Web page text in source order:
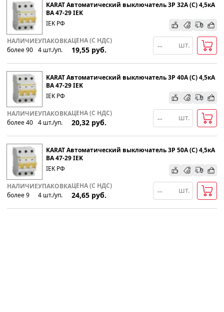
KARAT Автоматический выключатель 3P 32А (С) 4,5кА
ВА 47-29 IEK
IEK РФ
НАЛИЧИЕ
более 90
УПАКОВКА
4 шт./уп.
ЦЕНА (С НДС)
19,55 руб.
шт.
KARAT Автоматический выключатель 3P 40А (С) 4,5кА
ВА 47-29 IEK
IEK РФ
НАЛИЧИЕ
более 40
УПАКОВКА
4 шт./уп.
ЦЕНА (С НДС)
20,32 руб.
шт.
KARAT Автоматический выключатель 3P 50А (С) 4,5кА
ВА 47-29 IEK
IEK РФ
НАЛИЧИЕ
более 9
УПАКОВКА
4 шт./уп.
ЦЕНА (С НДС)
24,65 руб.
шт.